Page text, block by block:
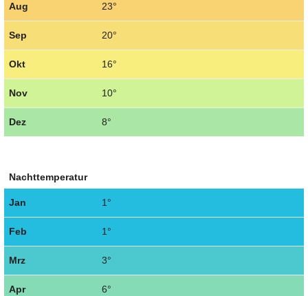
Aug 23°
Sep 20°
Okt 16°
Nov 10°
Dez 8°
Nachttemperatur
Jan 1°
Feb 1°
Mrz 3°
Apr 6°